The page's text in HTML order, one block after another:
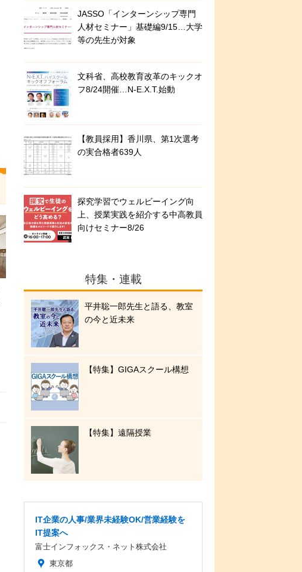
JASSO「インターンシップ専門
人材セミナー」基礎編9/15…大学
等の先生が対象
文科省、高校教育改革のキックオ
フ8/24開催…N-E.X.T.始動
【教員採用】香川県、第1次選考
の実合格者639人
探究学習でウェルビーイング向
上、授業実践を紹介する中高教員
向けセミナー8/26
特集・連載
平井聡一郎先生と語る、教室
の今と近未来
【特集】GIGAスクール構想
【特集】遠隔授業
IT企業の人事/業界未経験OK/営業経験を
IT提案へ
富士インフォックス・ネット株式会社
東京都